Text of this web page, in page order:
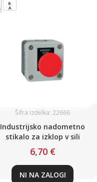
6
A
Šifra izdelka: 22666
Industrijsko nadometno
stikalo za izklop v sili
6,70 €
NI NA ZALOGI